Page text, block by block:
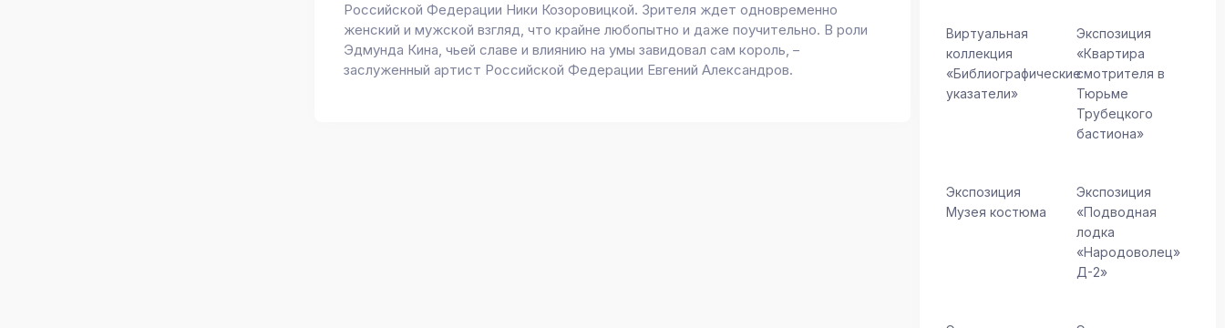
Российской Федерации Ники Козоровицкой. Зрителя ждет одновременно
женский и мужской взгляд, что крайне любопытно и даже поучительно. В роли
Эдмунда Кина, чьей славе и влиянию на умы завидовал сам король, –
заслуженный артист Российской Федерации Евгений Александров.
Виртуальная
коллекция
«Библиографические
указатели»
Экспозиция
«Квартира
смотрителя в
Тюрьме
Трубецкого
бастиона»
Экспозиция
Музея костюма
Экспозиция
«Подводная
лодка
«Народоволец»
Д-2»